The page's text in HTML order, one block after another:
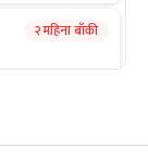
२ महिना बाँकी